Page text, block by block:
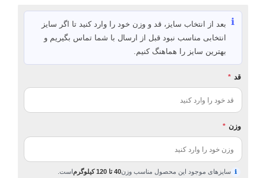
ℹ️ بعد از انتخاب سایز، قد و وزن خود را وارد کنید تا اگر سایز
انتخابی مناسب نبود قبل از ارسال با شما تماس بگیریم و
بهترین سایز را هماهنگ کنیم.
قد *
وزن *
ℹ سایزهای موجود این محصول مناسب وزن40 تا 120 کیلوگرم است.